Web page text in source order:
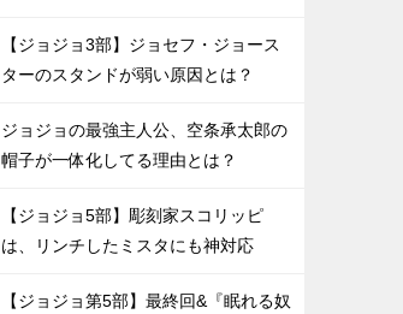
【ジョジョ3部】ジョセフ・ジョース
ターのスタンドが弱い原因とは？
ジョジョの最強主人公、空条承太郎の
帽子が一体化してる理由とは？
【ジョジョ5部】彫刻家スコリッピ
は、リンチしたミスタにも神対応
【ジョジョ第5部】最終回&『眠れる奴